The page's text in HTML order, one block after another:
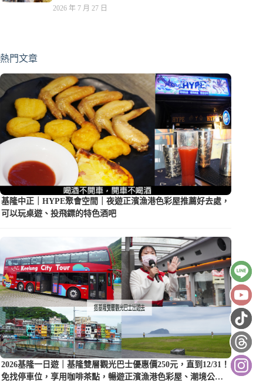
夜，親子遊戲空間
2026 年 7 月 27 日
熱門文章
基隆中正｜HYPE聚會空間｜夜遊正濱漁港色彩屋推薦好去處，
可以玩桌遊、投飛鏢的特色酒吧
2026基隆一日遊｜基隆雙層觀光巴士優惠價250元，直到12/31！
免找停車位，享用咖啡茶點，暢遊正濱漁港色彩屋、潮境公園